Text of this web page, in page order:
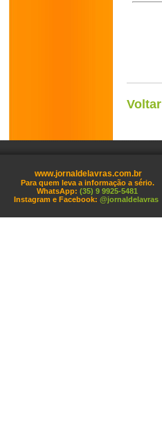
Voltar
www.jornaldelavras.com.br
Para quem leva a informação a sério.
WhatsApp: (35) 9 9925-5481
Instagram e Facebook: @jornaldelavras